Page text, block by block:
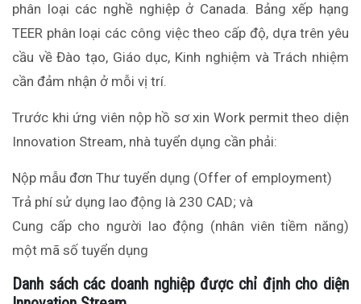
phân loại các nghề nghiệp ở Canada. Bảng xếp hạng
TEER phân loại các công việc theo cấp độ, dựa trên yêu
cầu về Đào tạo, Giáo dục, Kinh nghiệm và Trách nhiệm
cần đảm nhận ở mỗi vị trí.
Trước khi ứng viên nộp hồ sơ xin Work permit theo diện
Innovation Stream, nhà tuyển dụng cần phải:
Nộp mẫu đơn Thư tuyển dụng (Offer of employment)
Trả phí sử dụng lao động là 230 CAD; và
Cung cấp cho người lao động (nhân viên tiềm năng)
một mã số tuyển dụng
Danh sách các doanh nghiệp được chỉ định cho diện